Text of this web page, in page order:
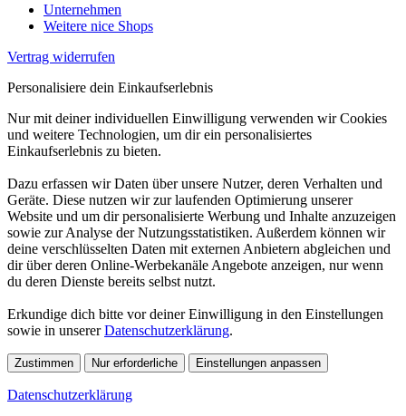
Unternehmen
Weitere nice Shops
Vertrag widerrufen
Personalisiere dein Einkaufserlebnis
Nur mit deiner individuellen Einwilligung verwenden wir Cookies
und weitere Technologien, um dir ein personalisiertes
Einkaufserlebnis zu bieten.
Dazu erfassen wir Daten über unsere Nutzer, deren Verhalten und
Geräte. Diese nutzen wir zur laufenden Optimierung unserer
Website und um dir personalisierte Werbung und Inhalte anzuzeigen
sowie zur Analyse der Nutzungsstatistiken. Außerdem können wir
deine verschlüsselten Daten mit externen Anbietern abgleichen und
dir über deren Online-Werbekanäle Angebote anzeigen, nur wenn
du deren Dienste bereits selbst nutzt.
Erkundige dich bitte vor deiner Einwilligung in den Einstellungen
sowie in unsererDatenschutzerklärung.
Zustimmen Nur erforderliche Einstellungen anpassen
Datenschutzerklärung